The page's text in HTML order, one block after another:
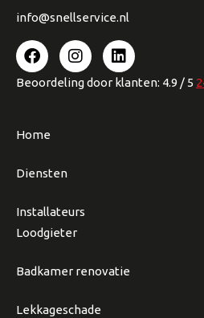
info@snellservice.nl
Beoordelingdoor klanten: 4.9 / 5
Home
Diensten
Installateurs
Loodgieter
Badkamer renovatie
Lekkageschade